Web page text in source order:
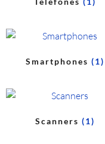
Smartphones(1)
Scanners(1)